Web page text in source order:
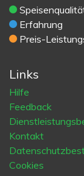
Erfahrung
Preis-
Links
Hilfe
Feedback
Kontakt
Cookies